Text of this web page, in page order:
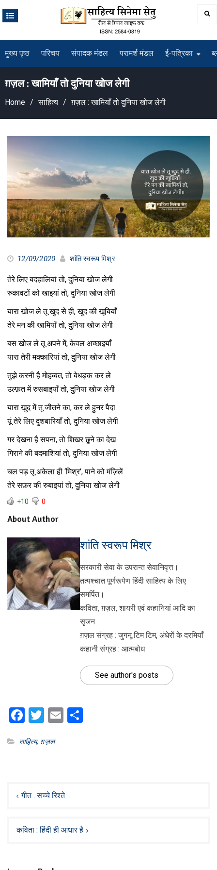
मुख्य पृष्ठ परिचय संपादक मंडल परामर्श मंडल ई-पत्रिका
ग़ज़ल : खामियाँ तो दुनिया खोज लेगी
Home साहित्य ग़ज़ल : खामियाँ तो दुनिया खोज लेगी
12/09/2020 शांति स्वरूप मिश्र
तेरे लिए बदहालियां तो, दुनिया खोज लेगी
रुकावटों को खाइयां तो, दुनिया खोज लेगी
यारा खोज ले तू खुद से ही, खुद की खूबियाँ
तेरे मन की खामियाँ तो, दुनिया खोज लेगी
बस खोज ले तू अपने में, केवल अच्छाइयाँ
यारा तेरी मक्कारियां तो, दुनिया खोज लेगी
तुझे करनी है मोहब्बत, तो बेधड़क कर ले
उल्फ़त में रुसबाइयाँ तो, दुनिया खोज लेगी
यारा खुद में तू जीतने का, कर ले हुनर पैदा
यूं तेरे लिए दुशबारियाँ तो, दुनिया खोज लेगी
गर देखना है सपना, तो शिखर छूने का देख
गिराने की बदमाशियां तो, दुनिया खोज लेगी
चल पड़ तू अकेला ही ‘मिश्र’, पाने को मंज़िलें
तेरे सफ़र की रुबाइयां तो, दुनिया खोज लेगी
+10 0
About Author
शांति स्वरूप मिश्र
सरकारी सेवा के उपरान्त सेवानिवृत्त।
तत्पश्चात पूर्णरूपेण हिंदी साहित्य के लिए
समर्पित।
कविता, ग़ज़ल, शायरी एवं कहानियां आदि का
सृजन
ग़ज़ल संग्रह : जुगनू टिम टिम, अंधेरों के दरमियाँ
कहानी संग्रह : आत्मबोध
See author's posts
Facebook
Twitter
Email
साहित्य, ग़ज़ल
navigation
गीत : सच्चे रिश्ते
कविता : हिंदी ही आधार है